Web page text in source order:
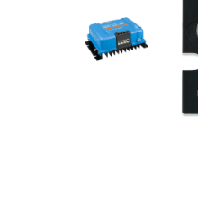
Accesorii Statii de Alimentare
Kituri Generatoare Solare